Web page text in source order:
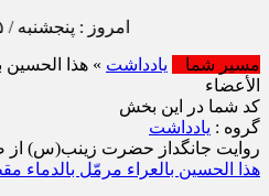
امروز : پنجشنبه / ۱۵ مرداد / ۱۴۰۵
مسیر شما
یادداشت » هذا الحسین
الأعضاء
کد شما در این بخش
گروه : یادداشت
روایت جانگداز حضرت زینب(س) از
هذا الحسین بالعراء مرمّل بالدماء